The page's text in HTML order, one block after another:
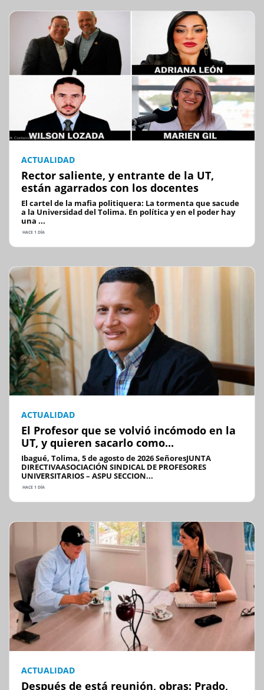
ACTUALIDAD
Rector saliente, y entrante de la UT,
están agarrados con los docentes
El cartel de la mafia politiquera: La tormenta que sacude
a la Universidad del Tolima. En política y en el poder hay
una ...
HACE 1 DÍA
ACTUALIDAD
El Profesor que se volvió incómodo en la
UT, y quieren sacarlo como...
Ibagué, Tolima, 5 de agosto de 2026 SeñoresJUNTA
DIRECTIVAASOCIACIÓN SINDICAL DE PROFESORES
UNIVERSITARIOS – ASPU SECCION...
HACE 1 DÍA
ACTUALIDAD
Después de está reunión, obras: Prado,